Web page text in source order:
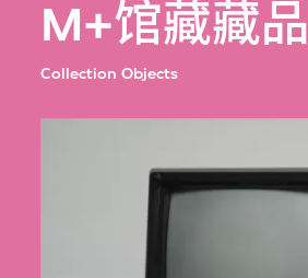
M+馆藏藏品
Collection Objects